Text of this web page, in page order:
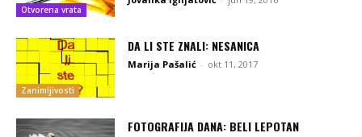
Otvorena vrata
Zanimljivosti
DA LI STE ZNALI: NESANICA
Marija Pašalić - okt 11, 2017
FOTOGRAFIJA DANA: BELI LEPOTAN